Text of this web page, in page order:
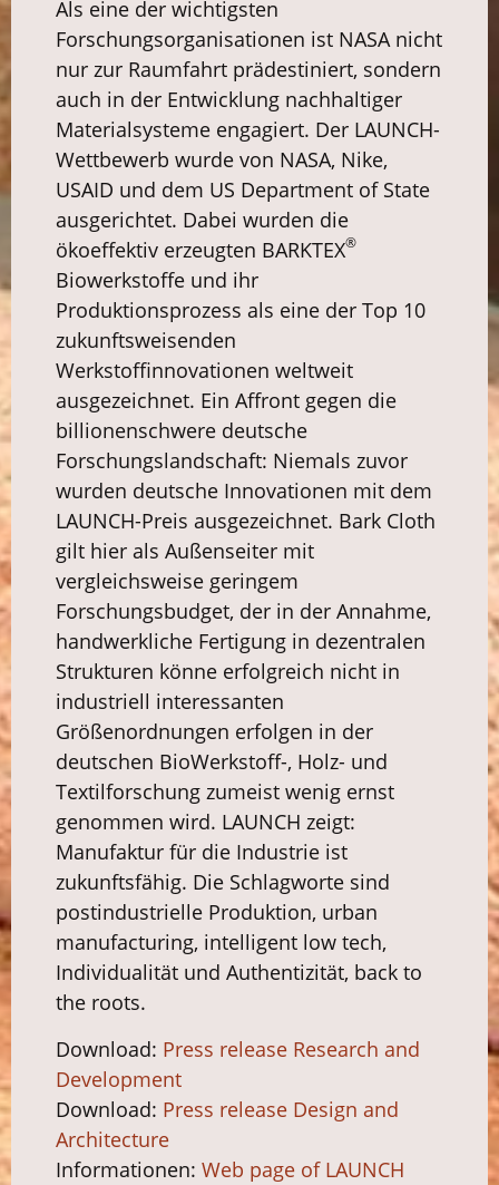
Als eine der wichtigsten
Forschungsorganisationen ist NASA nicht
nur zur Raumfahrt prädestiniert, sondern
auch in der Entwicklung nachhaltiger
Materialsysteme engagiert. Der LAUNCH-
Wettbewerb wurde von NASA, Nike,
USAID und dem US Department of State
ausgerichtet. Dabei wurden die
ökoeffektiv erzeugten BARKTEX®
Biowerkstoffe und ihr
Produktionsprozess als eine der Top 10
zukunftsweisenden
Werkstoffinnovationen weltweit
ausgezeichnet. Ein Affront gegen die
billionenschwere deutsche
Forschungslandschaft: Niemals zuvor
wurden deutsche Innovationen mit dem
LAUNCH-Preis ausgezeichnet. Bark Cloth
gilt hier als Außenseiter mit
vergleichsweise geringem
Forschungsbudget, der in der Annahme,
handwerkliche Fertigung in dezentralen
Strukturen könne erfolgreich nicht in
industriell interessanten
Größenordnungen erfolgen in der
deutschen BioWerkstoff-, Holz- und
Textilforschung zumeist wenig ernst
genommen wird. LAUNCH zeigt:
Manufaktur für die Industrie ist
zukunftsfähig. Die Schlagworte sind
postindustrielle Produktion, urban
manufacturing, intelligent low tech,
Individualität und Authentizität, back to
the roots.
Download: Press release Research and
Development
Download: Press release Design and
Architecture
Informationen: Web page of LAUNCH